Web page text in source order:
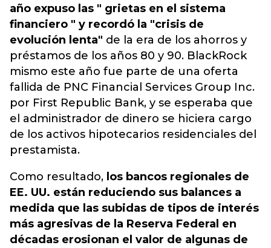
año expuso las " grietas en el sistema
financiero " y recordó la "crisis de
evolución lenta" de la era de los ahorros y
préstamos de los años 80 y 90. BlackRock
mismo este año fue parte de una oferta
fallida de PNC Financial Services Group Inc.
por First Republic Bank, y se esperaba que
el administrador de dinero se hiciera cargo
de los activos hipotecarios residenciales del
prestamista.
Como resultado, los bancos regionales de
EE. UU. están reduciendo sus balances a
medida que las subidas de tipos de interés
más agresivas de la Reserva Federal en
décadas erosionan el valor de algunas de